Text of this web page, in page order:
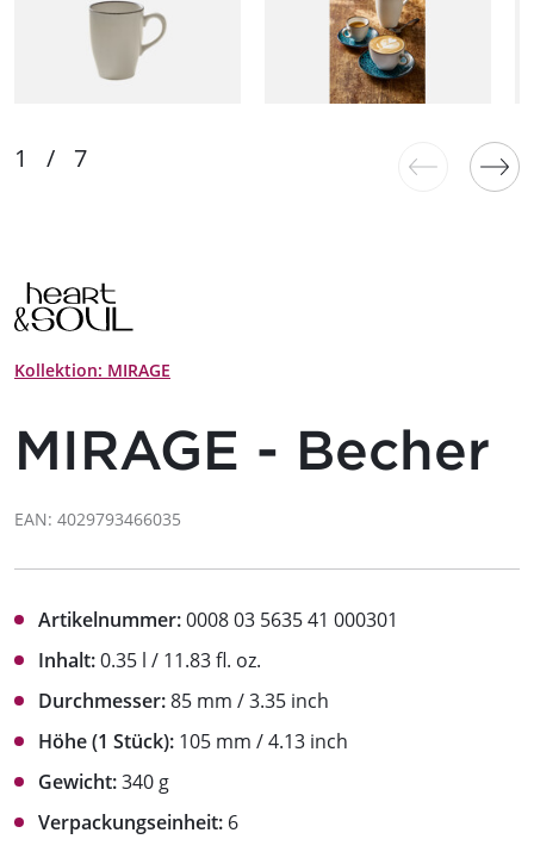
Kollektion: MIRAGE
MIRAGE - Becher
EAN: 4029793466035
Artikelnummer:0008 03 5635 41 000301
Inhalt:0.35 l / 11.83 fl. oz.
Durchmesser:85 mm / 3.35 inch
Höhe (1 Stück): 105 mm / 4.13 inch
Gewicht:340 g
Verpackungseinheit: 6